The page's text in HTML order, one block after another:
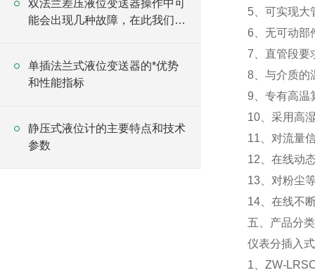
双法兰差压液位变送器操作中可
能会出现几种故障，在此我们做
单插法兰式液位变送器的*优势
和性能指标
静压式液位计的主要特点和技术
参数
5、可实现大
6、无可动部
7、直管段要
8、与介质的
9、专有高温
10、采用高
11、对流量
12、在线动
13、对粉尘
14、在线不
五、产品分
仪表分插入
1、ZW-